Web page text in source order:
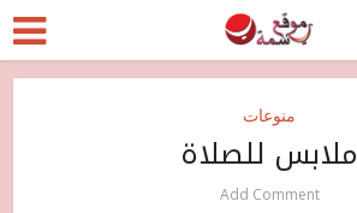
منوعات
ملابس للصلاة
Add Comment